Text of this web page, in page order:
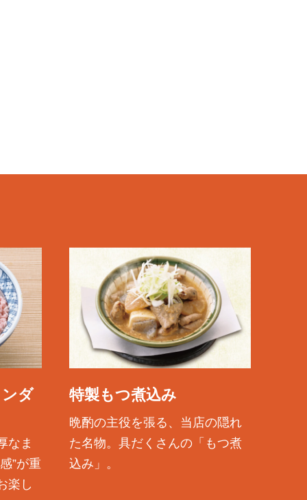
ダ
なま
”が重
楽し
特製もつ煮込み
晩酌の主役を張る、当店の隠れ
た名物。具だくさんの「もつ煮
込み」。